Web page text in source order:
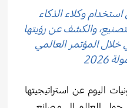
وكلاء الذكاء
والكشف عن رؤيتها
خلال المؤتمر العالمي
2026
اليوم عن استراتيجيتها